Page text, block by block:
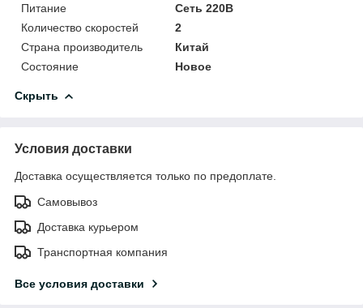
Питание
Сеть 220В
Количество скоростей
2
Страна производитель
Китай
Состояние
Новое
Скрыть
Условия доставки
Доставка осуществляется только по предоплате.
Самовывоз
Доставка курьером
Транспортная компания
Все условия доставки